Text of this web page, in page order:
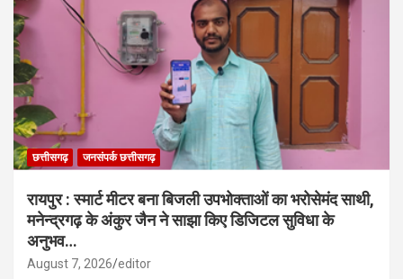
छत्तीसगढ़ जनसंपर्क छत्तीसगढ़
रायपुर : स्मार्ट मीटर बना बिजली उपभोक्ताओं का भरोसेमंद साथी,
मनेन्द्रगढ़ के अंकुर जैन ने साझा किए डिजिटल सुविधा के
अनुभव…
August 7, 2026 editor